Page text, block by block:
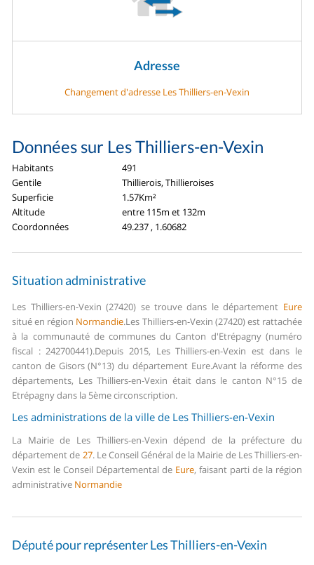
Adresse
Changement d'adresse Les Thilliers-en-Vexin
Données sur Les Thilliers-en-Vexin
Habitants
491
Gentile
Thillierois, Thillieroises
Superficie
1.57Km²
Altitude
entre 115m et 132m
Coordonnées
49.237 , 1.60682
Situation administrative
Les Thilliers-en-Vexin (27420) se trouve dans le département Eure
situé en région Normandie.Les Thilliers-en-Vexin (27420) est rattachée
à la communauté de communes du Canton d'Etrépagny (numéro
fiscal : 242700441).Depuis 2015, Les Thilliers-en-Vexin est dans le
canton de Gisors (N°13) du département Eure.Avant la réforme des
départements, Les Thilliers-en-Vexin était dans le canton N°15 de
Etrépagny dans la 5ème circonscription.
Les administrations de la ville de Les Thilliers-en-Vexin
La Mairie de Les Thilliers-en-Vexin dépend de la préfecture du
département de 27.Le Conseil Général de la Mairie de Les Thilliers-en-
Vexin est le Conseil Départemental de Eure, faisant parti de la région
administrative Normandie
Député pour représenter Les Thilliers-en-Vexin